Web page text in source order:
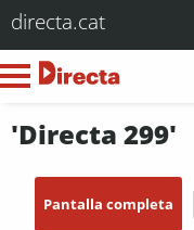
directa.cat
'Directa 299'
Pantalla completa